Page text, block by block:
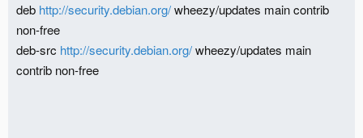
deb http://security.debian.org/wheezy/updates main contrib
non-free
deb-src http://security.debian.org/wheezy/updates main
contrib non-free